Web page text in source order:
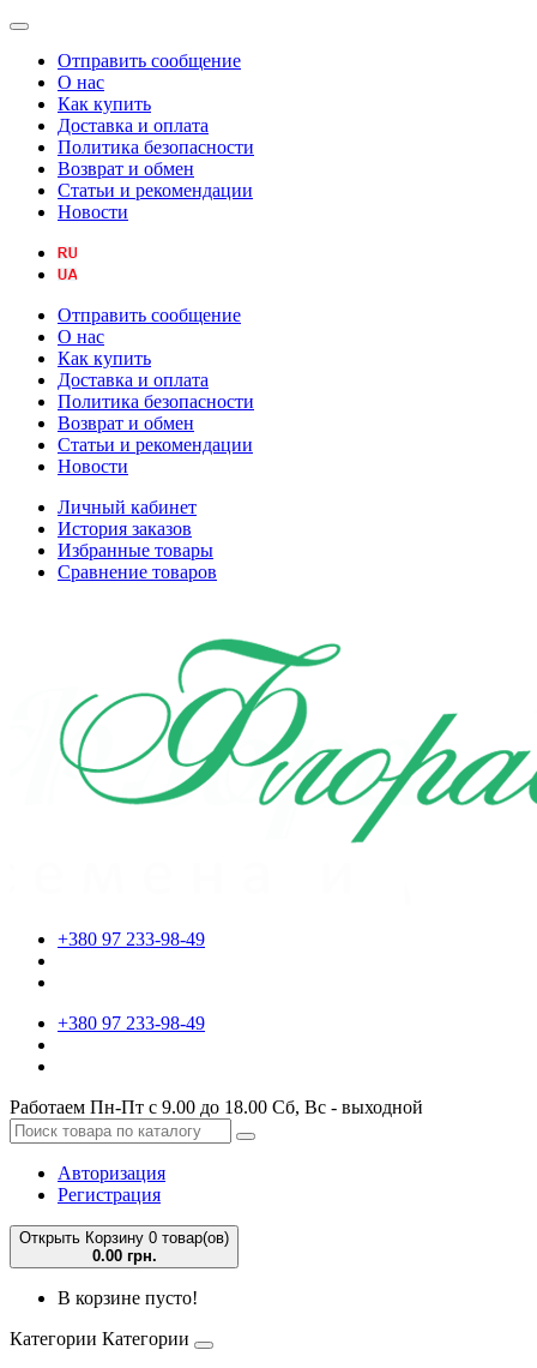
Отправить сообщение
О нас
Как купить
Доставка и оплата
Политика безопасности
Возврат и обмен
Статьи и рекомендации
Новости
Отправить сообщение
О нас
Как купить
Доставка и оплата
Политика безопасности
Возврат и обмен
Статьи и рекомендации
Новости
Личный кабинет
История заказов
Избранные товары
Сравнение товаров
+380 97 233-98-49
+380 97 233-98-49
Работаем Пн-Пт с 9.00 до 18.00 Сб, Вс - выходной
Авторизация
Регистрация
Открыть Корзину 0 товар(ов)
0.00 грн.
В корзине пусто!
Категории Категории